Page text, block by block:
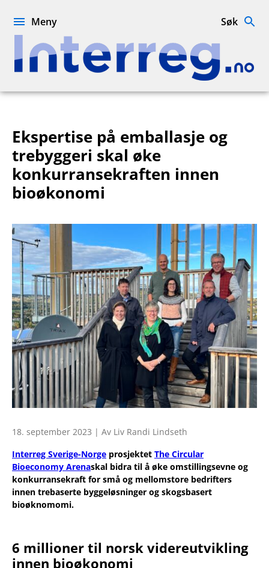
Interreg.no
Meny Søk
Ekspertise på emballasje og
trebyggeri skal øke
konkurransekraften innen
bioøkonomi
18. september 2023 | Av Liv Randi Lindseth
Interreg Sverige-Norge prosjektet The Circular
Bioeconomy Arenaskal bidra til å øke omstillingsevne og
konkurransekraft for små og mellomstore bedrifters
innen trebaserte byggeløsninger og skogsbasert
bioøknomomi.
6 millioner til norsk videreutvikling
innen bioøkonomi